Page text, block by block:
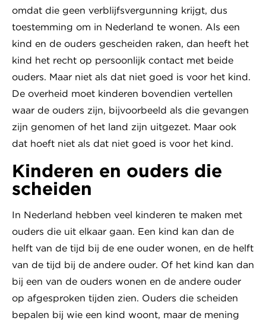
omdat die geen verblijfsvergunning krijgt, dus
toestemming om in Nederland te wonen. Als een
kind en de ouders gescheiden raken, dan heeft het
kind het recht op persoonlijk contact met beide
ouders. Maar niet als dat niet goed is voor het kind.
De overheid moet kinderen bovendien vertellen
waar de ouders zijn, bijvoorbeeld als die gevangen
zijn genomen of het land zijn uitgezet. Maar ook
dat hoeft niet als dat niet goed is voor het kind.
Kinderen en ouders die
scheiden
In Nederland hebben veel kinderen te maken met
ouders die uit elkaar gaan. Een kind kan dan de
helft van de tijd bij de ene ouder wonen, en de helft
van de tijd bij de andere ouder. Of het kind kan dan
bij een van de ouders wonen en de andere ouder
op afgesproken tijden zien. Ouders die scheiden
bepalen bij wie een kind woont, maar de mening